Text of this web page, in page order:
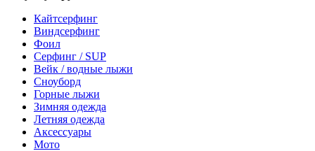
Кайтсерфинг
Виндсерфинг
Фоил
Серфинг / SUP
Вейк / водные лыжи
Сноуборд
Горные лыжи
Зимняя одежда
Летняя одежда
Аксессуары
Мото